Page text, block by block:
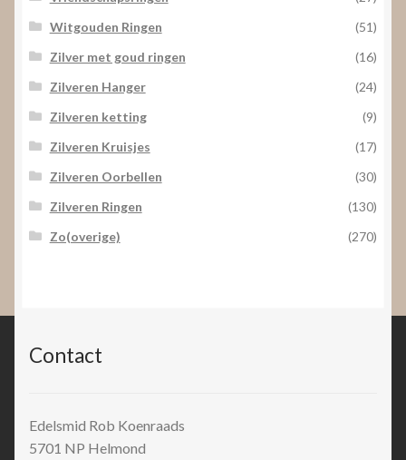
Witgouden Ringen
(51)
Zilver met goud ringen
(16)
Zilveren Hanger
(24)
Zilveren ketting
(9)
Zilveren Kruisjes
(17)
Zilveren Oorbellen
(30)
Zilveren Ringen
(130)
Zo(overige)
(270)
Contact
Edelsmid Rob Koenraads
5701 NP Helmond